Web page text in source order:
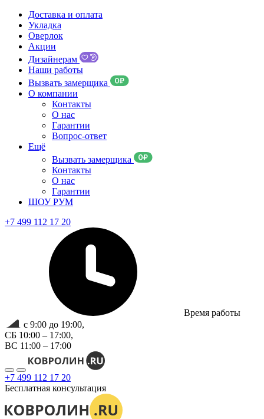
Доставка и оплата
Укладка
Оверлок
Акции
Дизайнерам
Наши работы
Вызвать замерщика
О компании
Контакты
О нас
Гарантии
Вопрос-ответ
Ещё
Вызвать замерщика
Контакты
О нас
Гарантии
ШОУ РУМ
+7 499 112 17 20
Время работы
с 9:00 до 19:00,
СБ 10:00 – 17:00,
ВС 11:00 – 17:00
+7 499 112 17 20
Бесплатная консультация